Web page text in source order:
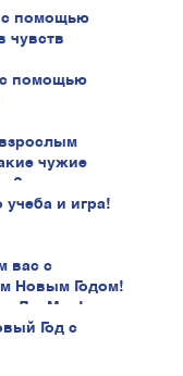
помощью
чувств
помощью
чужие
и игра!
вас с
Новым Годом!
с ЛаоМао!
Год с